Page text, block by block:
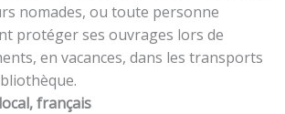
nomades, ou toute personne
protéger ses ouvrages lors de
en vacances, dans les transports
français